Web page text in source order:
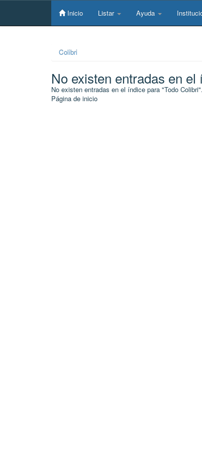
Skip
Inicio Listar Ayuda
Colibri
No existen entradas en el
No existen entradas en el índice para "Todo Colibri".
Página de inicio